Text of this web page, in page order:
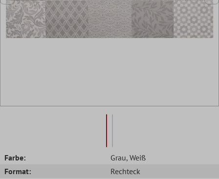
Farbe: Grau, Weiß
Format:
Rechteck